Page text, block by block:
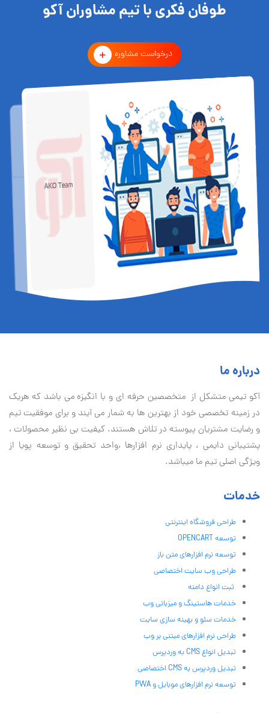
طوفان فکری با تیم مشاوران آکو
درخواست مشاوره
درباره ما
آكو تيمی متشکل از متخصصین حرفه ای و با انگیزه می باشد که هریک
در زمینه تخصصی خود از بهترین ها به شمار می آیند و برای موفقیت تيم
و رضایت مشتریان پیوسته در تلاش هستند. کیفیت بی نظير محصولات ،
پشتیبانی دايمی ، پایداری نرم افزارها ،واحد تحقیق و توسعه پویا از
ویژگی اصلی تیم ما میباشد.
خدمات
طراحی فروشگاه اینترنتی
توسعه OPENCART
توسعه نرم افزارهای متن باز
طراحی وب سایت اختصاصی
ثبت انواع دامنه
خدمات هاستینگ و میزبانی وب
خدمات سئو و بهینه سازی سایت
طراحی نرم افزارهای مبتنی بر وب
تبدیل انواع CMS به وردپرس
تبدیل وردپرس به CMS اختصاصی
توسعه نرم افزارهای موبایل و PWA